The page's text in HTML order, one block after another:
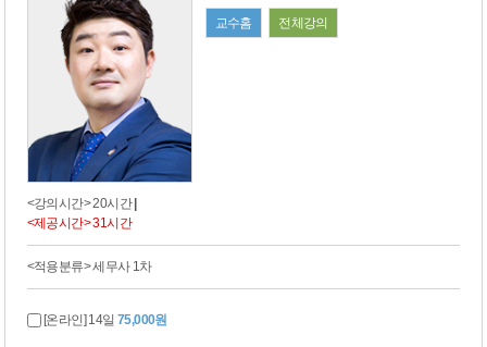
교수홈 전체강의
<강의시간> 20시간
<제공시간> 31시간
<적용분류> 세무사 1차
[온라인] 14일75,000원